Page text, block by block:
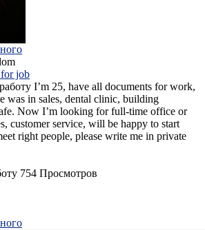
job
I’m 25, have all documents for work,
was in sales, dental clinic, building
Now I’m looking for full-time office or
customer service, will be happy to start
right people, please write me in private
754 Просмотров